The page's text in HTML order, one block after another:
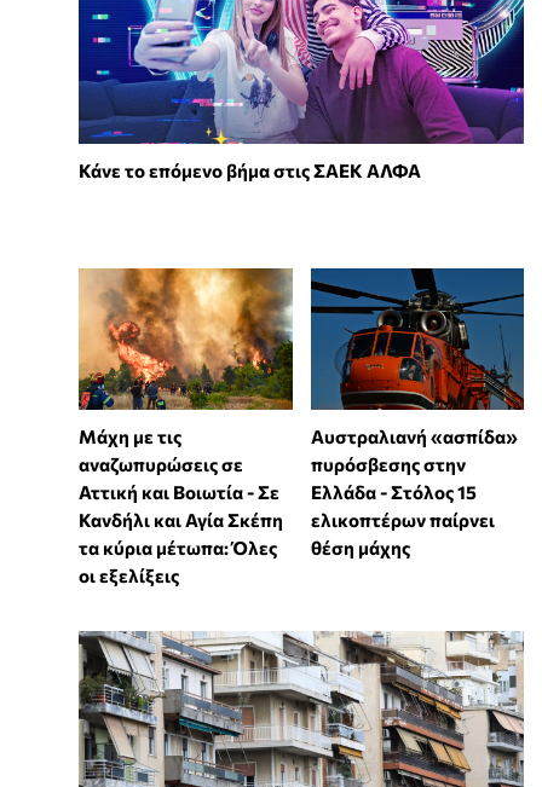
Κάνε το επόμενο βήμα στις ΣΑΕΚ ΑΛΦΑ
Μάχη με τις
αναζωπυρώσεις σε
Αττική και Βοιωτία - Σε
Κανδήλι και Αγία Σκέπη
τα κύρια μέτωπα: Όλες
οι εξελίξεις
Αυστραλιανή «ασπίδα»
πυρόσβεσης στην
Ελλάδα - Στόλος 15
ελικοπτέρων παίρνει
θέση μάχης